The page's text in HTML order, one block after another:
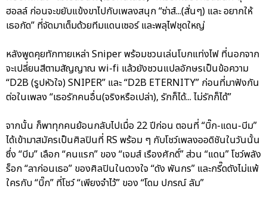
ฮอลล์ ก่อนจะขยับแข้งขาไปกับเพลงสนุก “ซ่าส์...(สั่นๆ) และ อยากให้
เธอกัด” ที่จัดมาเต็มด้วยทีมแดนเซอร์ และพลุไฟชุดใหญ่
หลังพูดคุยทักทายเหล่า Sniper พร้อมชวนเล่นโบกแท่งไฟ ที่นอกจาก
จะเปลี่ยนสีตามสัญญาณ wi-fi แล้วยังชวนแปลอักษรเป็นข้อความ
“D2B (รูปหัวใจ) SNIPER” และ “D2B ETERNITY” ก่อนที่มาฟังกัน
ต่อในเพลง “เธอรักคนอื่น(จริงหรือเปล่า), รักก็ได้... ไม่รักก็ได้”
จากนั้น ก็พาทุกคนย้อนกลับไปเมื่อ 22 ปีก่อน ตอนที่ “บิ๊ก-แดน-บีม”
ได้เข้ามาสมัครเป็นศิลปินที่ RS พร้อม ๆ กับโชว์เพลงออดิชันในวันนั้น
ซึ่ง “บีม” เลือก “คนแรก” ของ “เจมส์ เรืองศักดิ์” ส่วน “แดน” โชว์พลัง
ร็อก “ลาก่อนเธอ” ของศิลปินในดวงใจ “ดัง พันกร” และกรี๊ดดังไม่แพ้
ใครกับ “บิ๊ก” ที่โชว์ “เพียงจำไว้” ของ “โดม ปกรณ์ ลัม”